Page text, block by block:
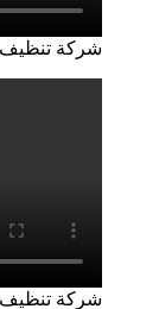
شركة
شركة